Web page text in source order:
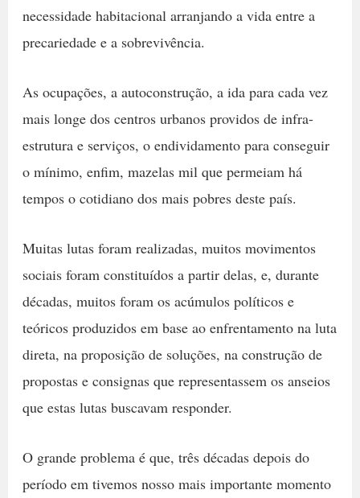
necessidade habitacional arranjando a vida entre a
precariedade e a sobrevivência.
As ocupações, a autoconstrução, a ida para cada vez
mais longe dos centros urbanos providos de infra-
estrutura e serviços, o endividamento para conseguir
o mínimo, enfim, mazelas mil que permeiam há
tempos o cotidiano dos mais pobres deste país.
Muitas lutas foram realizadas, muitos movimentos
sociais foram constituídos a partir delas, e, durante
décadas, muitos foram os acúmulos políticos e
teóricos produzidos em base ao enfrentamento na luta
direta, na proposição de soluções, na construção de
propostas e consignas que representassem os anseios
que estas lutas buscavam responder.
O grande problema é que, três décadas depois do
período em tivemos nosso mais importante momento